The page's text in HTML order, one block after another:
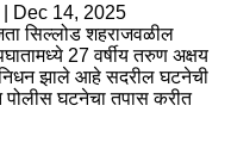
Dec 14, 2025
सिल्लोड शहराजवळील
27 वर्षीय तरुण अक्षय
निधन झाले आहे सदरील घटनेची
पोलीस घटनेचा तपास करीत